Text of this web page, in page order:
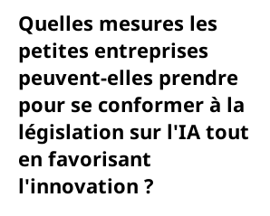
Quelles mesures les
petites entreprises
peuvent-elles prendre
pour se conformer à la
législation sur l'IA tout
en favorisant
l'innovation ?